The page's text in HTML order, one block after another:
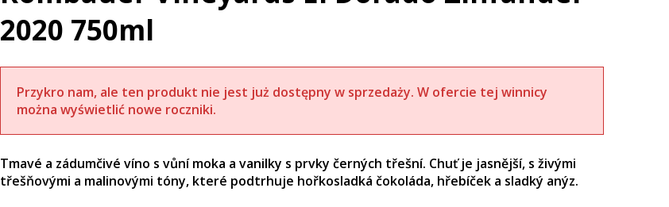
2020 750ml
Przykro nam, ale ten produkt nie jest już dostępny w sprzedaży. W ofercie tej winnicy
można wyświetlić nowe roczniki.
Tmavé a zádumčivé víno s vůní moka a vanilky s prvky černých třešní. Chuť je jasnější, s živými
třešňovými a malinovými tóny, které podtrhuje hořkosladká čokoláda, hřebíček a sladký anýz.